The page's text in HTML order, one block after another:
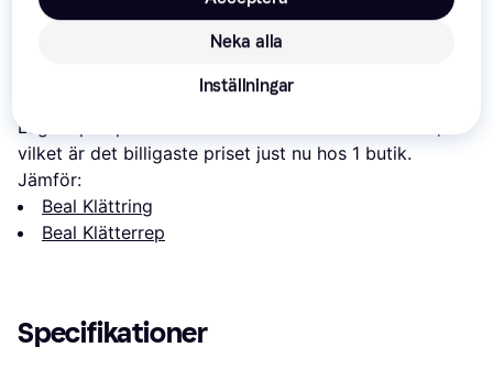
1 673 kr
1 331 kr
2 041 kr
Lägsta pris på
vilket är det billigaste priset just nu hos 1 butik.
Jämför:
Beal Klättring
Beal Klätterrep
Specifikationer
Neka alla
Inställningar